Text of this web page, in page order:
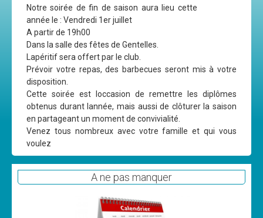
Le comité directeur
Nos activités
Apnée
Baptèmes
Plongée adultes
Plongée enfants
Adhérer
Les News
Dernières nouvelles
Notre soirée de fin de saison aura lieu cette
année le : Vendredi 1er juillet
A partir de 19h00
Dans la salle des fêtes de Gentelles.
Lapéritif sera offert par le club.
Prévoir votre repas, des barbecues seront mis à votre
disposition.
Cette soirée est loccasion de remettre les diplômes
obtenus durant lannée, mais aussi de clôturer la saison
en partageant un moment de convivialité.
Venez tous nombreux avec votre famille et qui vous
voulez
A ne pas manquer